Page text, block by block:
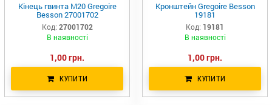
Кінець гвинта М20 Gregoire
Besson 27001702
Код: 27001702
В наявності
1,00 грн.
КУПИТИ
Кронштейн Gregoire Besson
19181
Код: 19181
В наявності
1,00 грн.
КУПИТИ